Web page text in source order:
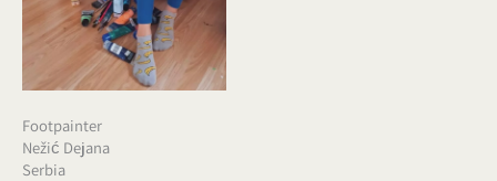
Footpainter
Nežić Dejana
Serbia